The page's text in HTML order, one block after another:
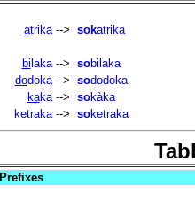
atrika--> sokatrika
bi laka--> sobilaka
dodoka--> sododoka
kaka--> sokàka
ketraka--> soketraka
Prefixes